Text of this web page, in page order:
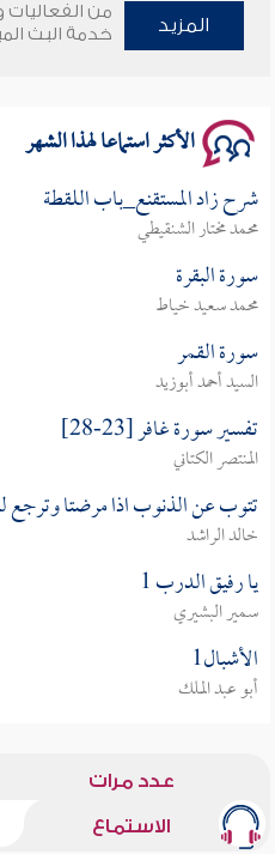
وأمنهم من خوف 9
المزيد
من الفعاليات
خدمة البث
الأكثر استماعا لهذا الشهر
شرح زاد المستقنع_باب اللقطة
محمد مختار الشنقيطي
سورة البقرة
محمد سعيد خياط
سورة القمر
السيد أحمد أبوزيد
تفسير سورة غافر [23-28]
المنتصر الكتاني
تتوب عن الذنوب اذا مرضتا وترجع
خالد الراشد
يا رفيق الدرب 1
سمير البشيري
الأشبال1
أبو عبد الملك
عدد مرات
الاستماع